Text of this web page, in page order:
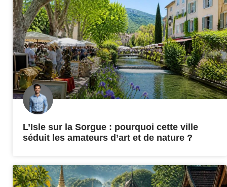
L’Isle sur la Sorgue : pourquoi cette ville
séduit les amateurs d’art et de nature ?